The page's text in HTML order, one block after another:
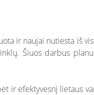
ir naujai nutiesta iš
Šiuos darbus
ir efektyvesnį lietaus